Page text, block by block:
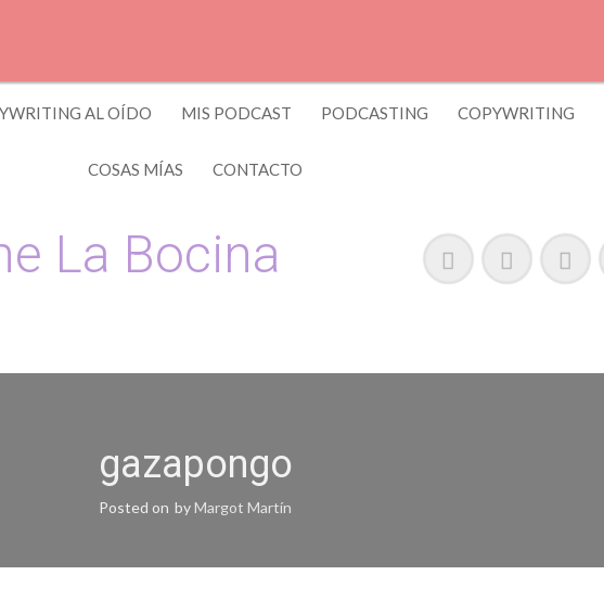
AL OÍDO MIS PODCAST PODCASTING COPYWRITING
COSAS MÍAS CONTACTO
La Bocina
gazapongo
Posted on byMargot Martín